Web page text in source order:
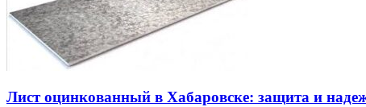
Лист оцинкованный в Хабаровске: защита и